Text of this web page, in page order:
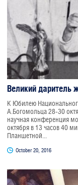
Великий даритель
К Юбилею
А.Богомольца 28-30
научная конференция
октября в 13 часов 40
Планшетной...
October 20, 2016